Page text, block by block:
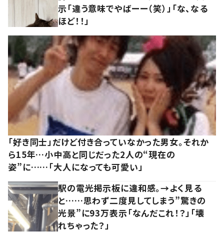
示「違う意味でやばーー（笑）」「な、なる
ほど！！」
「好き同士」だけど付き合っていなかった男女。それか
ら15年…小中高と同じだった2人の“現在の
姿”に……「大人になっても可愛い」
駅の電光掲示板に違和感。→よく見る
と……思わず二度見してしまう”驚きの
光景”に93万表示「なんだこれ！？」「壊
れちゃった？」